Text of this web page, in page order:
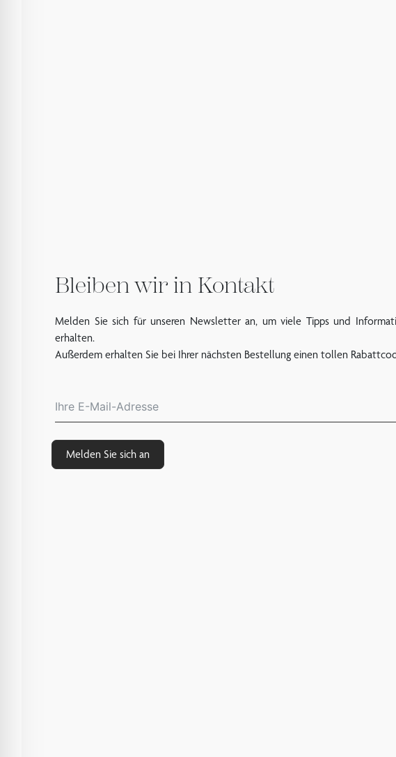
Bleiben wir in Kontakt
Melden Sie sich für unseren Newsletter an, um viele Tipps und
erhalten.
Außerdem erhalten Sie bei Ihrer nächsten Bestellung einen tollen
Melden Sie sich an